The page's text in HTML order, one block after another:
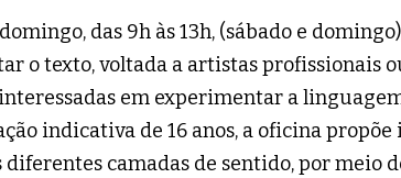
das 9h às 13h, (sábado e
o texto, voltada a artistas profissionais
em experimentar a
indicativa de 16 anos, a oficina propõe
diferentes camadas de sentido, por meio